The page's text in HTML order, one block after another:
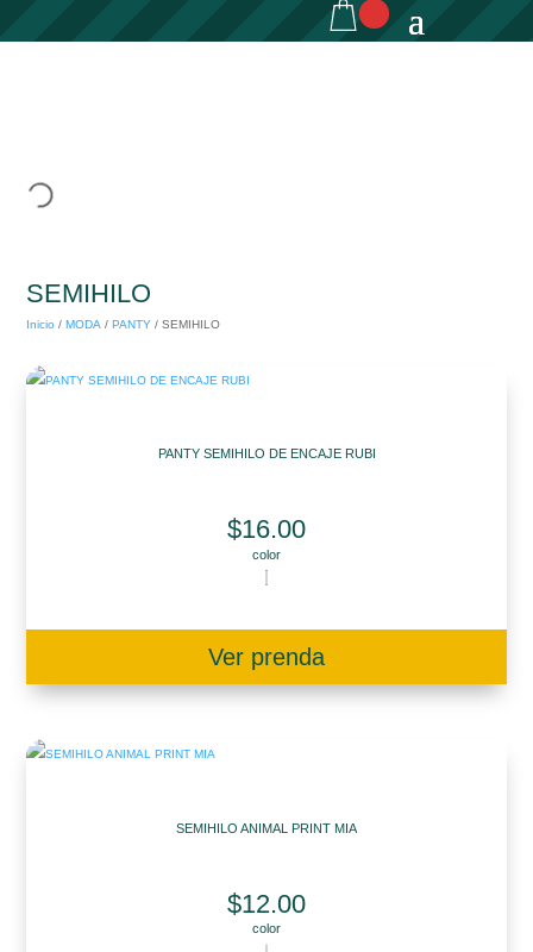
SEMIHILO
Inicio /MODA /PANTY /SEMIHILO
PANTY SEMIHILO DE ENCAJE RUBI
$16.00
color
Ver prenda
SEMIHILO ANIMAL PRINT MIA
$12.00
color